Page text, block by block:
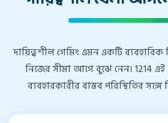
দায়িত্বশীল গেমিং এমন একটি ব্যবহারিক
নিজের সীমা আগে বুঝে নেন। 1214 এই
ব্যবহারকারীর বাস্তব পরিস্থিতির সঙ্গে